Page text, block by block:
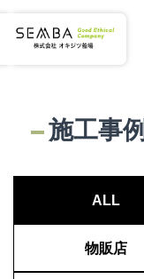
事業・サービス
実績事例
施工事例
ALL
物販店